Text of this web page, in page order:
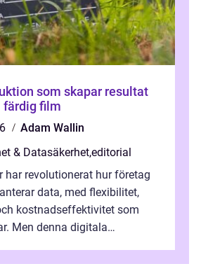
som skapar resultat
film
Adam Wallin
& Datasäkerhet,editorial
har revolutionerat hur företag
data, med flexibilitet,
kostnadseffektivitet som
Men denna digitala